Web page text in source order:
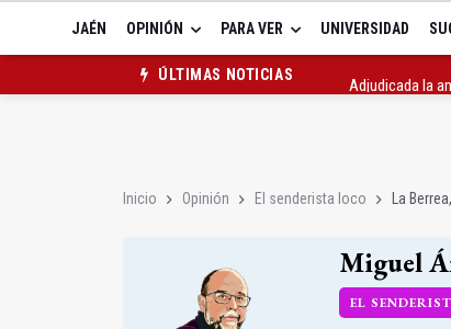
JAÉN OPINIÓN PARA VER UNIVERSIDAD
ÚLTIMAS NOTICIAS
Adjudicada la
Inicio Opinión El senderista loco La
Miguel
EL